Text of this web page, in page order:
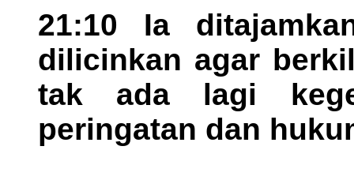
21:10 Ia
dilicinkan agar
tak ada lagi
peringatan dan